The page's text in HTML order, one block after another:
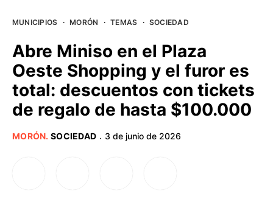
BUENOS AIRES
PROVINCIAS
MUNICIPIOS · MORÓN · TEMAS · SOCIEDAD
Abre Miniso en el Plaza
Oeste Shopping y el furor es
total: descuentos con tickets
de regalo de hasta $100.000
MORÓN. SOCIEDAD · 3 de junio de 2026